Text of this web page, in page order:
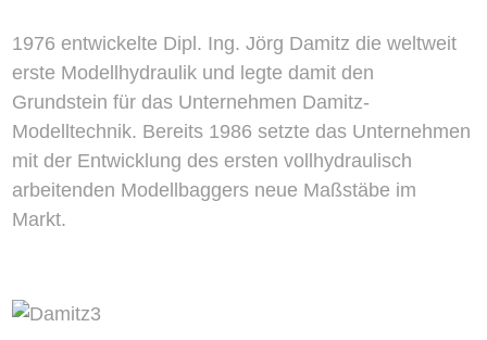
1976 entwickelte Dipl. Ing. Jörg Damitz die weltweit
erste Modellhydraulik und legte damit den
Grundstein für das Unternehmen Damitz-
Modelltechnik. Bereits 1986 setzte das Unternehmen
mit der Entwicklung des ersten vollhydraulisch
arbeitenden Modellbaggers neue Maßstäbe im
Markt.